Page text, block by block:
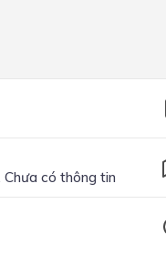
có thông tin